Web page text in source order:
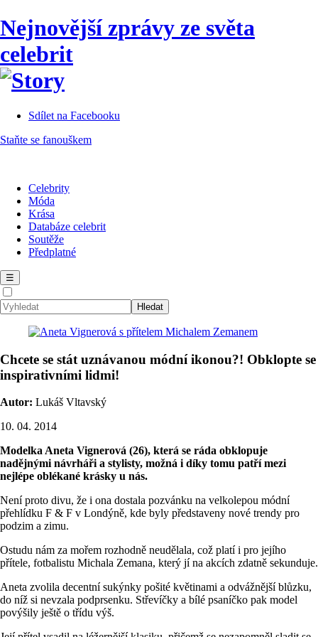
Nejnovější zprávy ze světa
celebrit
Sdílet na Facebooku
Staňte se fanouškem
Celebrity
Móda
Krása
Databáze celebrit
Soutěže
Předplatné
☰
Chcete se stát uznávanou módní ikonou?! Obklopte se
inspirativními lidmi!
Autor: Lukáš Vltavský
10. 04. 2014
Modelka Aneta Vignerová (26), která se ráda obklopuje
nadějnými návrháři a stylisty, možná i díky tomu patří mezi
nejlépe oblékané krásky u nás.
Není proto divu, že i ona dostala pozvánku na velkolepou módní
přehlídku F & F v Londýně, kde byly představeny nové trendy pro
podzim a zimu.
Ostudu nám za mořem rozhodně neudělala, což platí i pro jejího
přítele, fotbalistu Michala Zemana, který jí na akcích zdatně sekunduje.
Aneta zvolila decentní sukýnky pošité květinami a odvážnější blůzku,
do níž si nevzala podprsenku. Střevíčky a bílé psaníčko pak model
povýšily ještě o třídu výš.